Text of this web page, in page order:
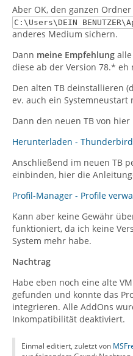
Aber OK, den ganzen Ordner
C:\Users\DEIN
anderes Medium sichern.
Dann meine Empfehlung
diese ab der Version 78.*
Den alten TB deinstallieren
ev. auch ein Systemneustart
Dann den neuen TB von
Herunterladen -
Anschließend im neuen TB
einbinden, hier die
Profil-Manager - Profile
Kann aber keine Gewähr
funktioniert, da ich keine
System mehr habe.
Nachtrag
Habe eben noch eine alte
gefunden und konnte das
integrieren. Alle AddOns
Inkompatibilität deaktiviert.
Einmal editiert, zuletzt von